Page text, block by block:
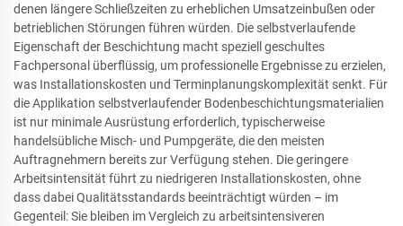
denen längere Schließzeiten zu erheblichen Umsatzeinbußen oder
betrieblichen Störungen führen würden. Die selbstverlaufende
Eigenschaft der Beschichtung macht speziell geschultes
Fachpersonal überflüssig, um professionelle Ergebnisse zu erzielen,
was Installationskosten und Terminplanungskomplexität senkt. Für
die Applikation selbstverlaufender Bodenbeschichtungsmaterialien
ist nur minimale Ausrüstung erforderlich, typischerweise
handelsübliche Misch- und Pumpgeräte, die den meisten
Auftragnehmern bereits zur Verfügung stehen. Die geringere
Arbeitsintensität führt zu niedrigeren Installationskosten, ohne
dass dabei Qualitätsstandards beeinträchtigt würden – im
Gegenteil: Sie bleiben im Vergleich zu arbeitsintensiveren